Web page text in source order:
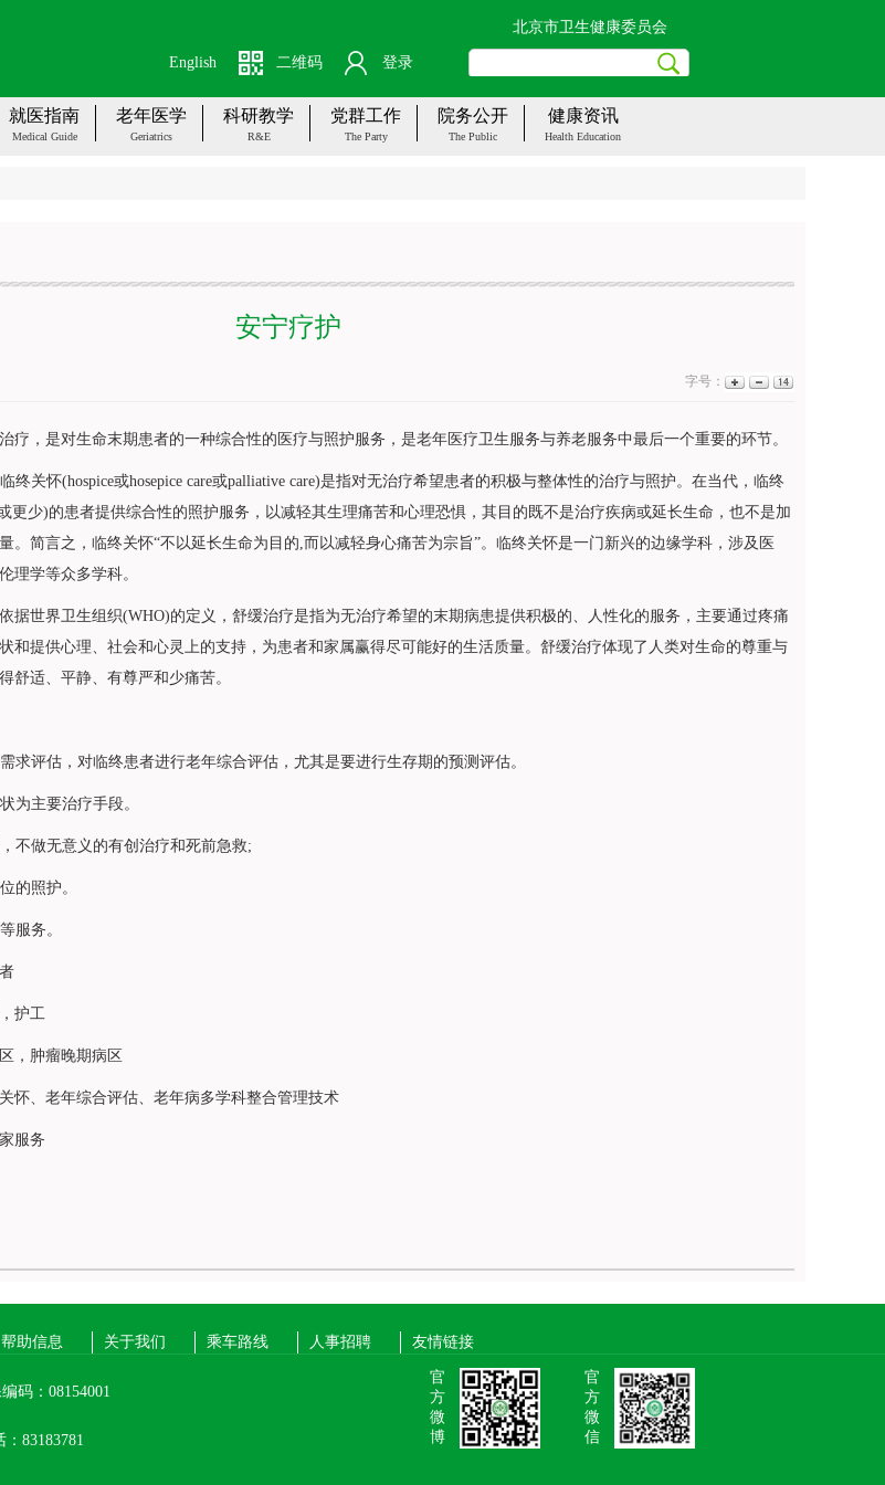
北京市卫生健康委员会
二维码 登录
English
就医指南
Medical Guide
老年医学
Geriatrics
科研教学
R&E
党群工作
The Party
院务公开
The Public
健康资讯
Health Education
安宁疗护
字号：
，是对生命末期患者的一种综合性的医疗与照护服务，是老年医疗卫生服务与养老服务中最后一个重要的环节。
怀(hospice或hosepice care或palliative care)是指对无治疗希望患者的积极与整体性的治疗与照护。在当代，临终
更少)的患者提供综合性的照护服务，以减轻其生理痛苦和心理恐惧，其目的既不是治疗疾病或延长生命，也不是加
。简言之，临终关怀“不以延长生命为目的,而以减轻身心痛苦为宗旨”。临终关怀是一门新兴的边缘学科，涉及医
理学等众多学科。
世界卫生组织(WHO)的定义，舒缓治疗是指为无治疗希望的末期病患提供积极的、人性化的服务，主要通过疼痛
和提供心理、社会和心灵上的支持，为患者和家属赢得尽可能好的生活质量。舒缓治疗体现了人类对生命的尊重与
舒适、平静、有尊严和少痛苦。
评估，对临终患者进行老年综合评估，尤其是要进行生存期的预测评估。
主要治疗手段。
做无意义的有创治疗和死前急救;
的照护。
服务。
护工
，肿瘤晚期病区
怀、老年综合评估、老年病多学科整合管理技术
服务
帮助信息 关于我们 乘车路线 人事招聘 友情链接
编码：08154001
83183781
官
方
微
博
官
方
微
信